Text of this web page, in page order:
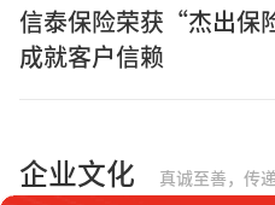
信泰保险荣获“杰出保
成就客户信赖
企业文化 真诚至善，传